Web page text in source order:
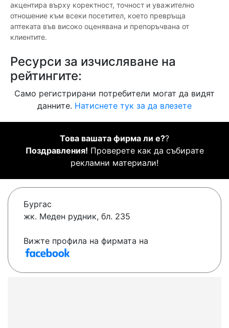
акцентира върху коректност, точност и уважително
отношение към всеки посетител, което превръща
аптеката във високо оценявана и препоръчвана от
клиентите.
Ресурси за изчисляване на
рейтингите:
Само регистрирани потребители могат да видят
данните. Натиснете тук за да влезете
Това вашата фирма ли е??
Поздравления! Проверете как да събирате
рекламни материали!
Бургас
жк. Меден рудник, бл. 235
Вижте профила на фирмата на